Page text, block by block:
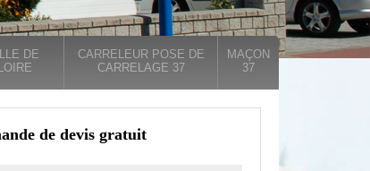
DE
CARRELEUR POSE DE
CARRELAGE 37
MAÇON
37
de devis gratuit